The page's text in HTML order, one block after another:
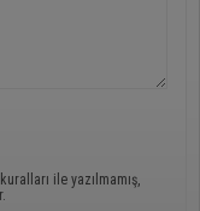
ile yazılmamış,